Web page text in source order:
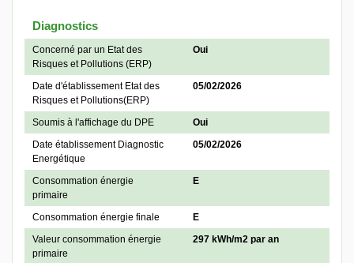
Diagnostics
Concerné par un Etat des
Risques et Pollutions (ERP)
Oui
Date d'établissement Etat des
Risques et Pollutions(ERP)
05/02/2026
Soumis à l'affichage du DPE
Oui
Date établissement Diagnostic
Energétique
05/02/2026
Consommation énergie
primaire
E
Consommation énergie finale
E
Valeur consommation énergie
primaire
297 kWh/m2 par an